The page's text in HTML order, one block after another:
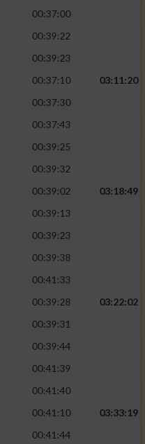
00:37:00
00:39:22
00:39:23
00:37:10
03:11:20
00:37:30
00:37:43
00:39:25
00:39:32
00:39:02
03:18:49
00:39:13
00:39:23
00:39:38
00:41:33
00:39:28
03:22:02
00:39:31
00:39:44
00:41:39
00:41:40
00:41:10
03:33:19
00:41:44